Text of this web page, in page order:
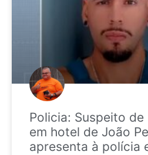
Policia: Suspeito
em hotel de João
apresenta à polícia